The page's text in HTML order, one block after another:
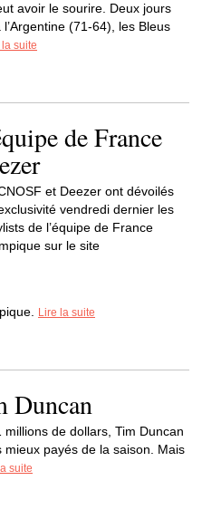
avoir le sourire. Deux jours
(71-64), les Bleus
la suite
de France
et Deezer ont dévoilés
vendredi dernier les
de l’équipe de France
sur le site
Lire la suite
Duncan
de dollars, Tim Duncan
payés de la saison. Mais
suite